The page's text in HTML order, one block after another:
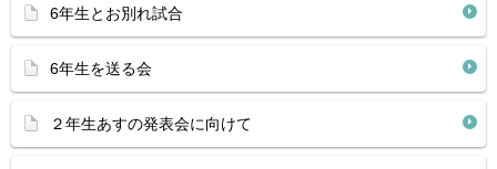
6年生とお別れ試合
6年生を送る会
２年生あすの発表会に向けて